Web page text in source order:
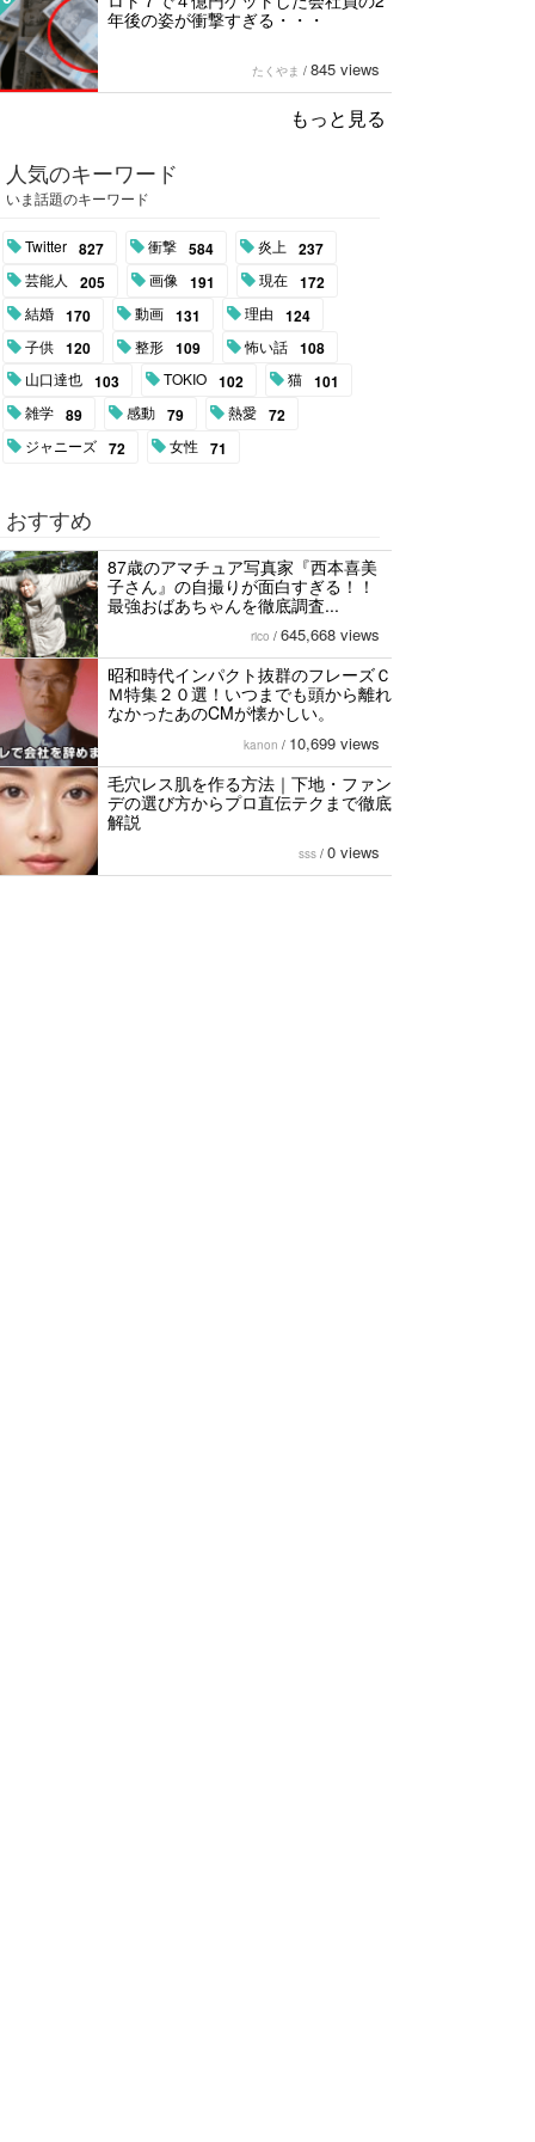
年後の姿が衝撃すぎる・・・
たくやま / 845 views
もっと見る
人気のキーワード
いま話題のキーワード
Twitter 827 衝撃 584 炎上 237
芸能人 205 画像 191 現在 172
結婚 170 動画 131 理由 124
子供 120 整形 109 怖い話 108
山口達也 103 TOKIO 102 猫 101
雑学 89 感動 79 熱愛 72
ジャニーズ 72 女性 71
おすすめ
87歳のアマチュア写真家『西本喜美
子さん』の自撮りが面白すぎる！！
最強おばあちゃんを徹底調査...
rico / 645,668 views
昭和時代インパクト抜群のフレーズＣ
Ｍ特集２０選！いつまでも頭から離れ
なかったあのCMが懐かしい。
kanon / 10,699 views
毛穴レス肌を作る方法｜下地・ファン
デの選び方からプロ直伝テクまで徹底
解説
sss / 0 views